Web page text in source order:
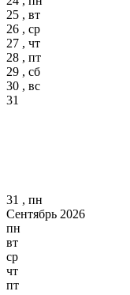
25 , вт
26 , ср
27 , чт
28 , пт
29 , сб
30 , вс
31
31 , пн
Сентябрь 2026
пн
вт
ср
чт
пт